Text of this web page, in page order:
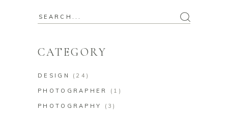
CATEGORY
DESIGN (24)
PHOTOGRAPHER (1)
PHOTOGRAPHY (3)